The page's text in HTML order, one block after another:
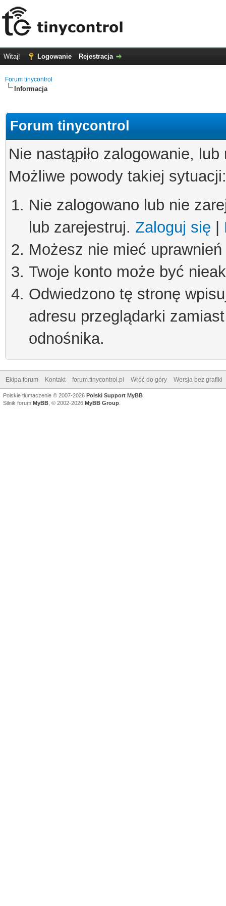
Witaj! Logowanie Rejestracja
Forum tinycontrol
Informacja
Forum tinycontrol
Nie nastąpiło zalogowanie,
Możliwe powody takiej sytuacji:
Nie zalogowano lub nie
lub zarejestruj. Zaloguj się
Możesz nie mieć
Twoje konto może być
Odwiedzono tę stronę
adresu przeglądarki
odnośnika.
Ekipa forum Kontakt forum.tinycontrol.pl Wróć do góry Wersja bez grafiki
Polskie tłumaczenie © 2007-2026 Polski Support MyBB
Silnik forum MyBB , © 2002-2026 MyBB Group